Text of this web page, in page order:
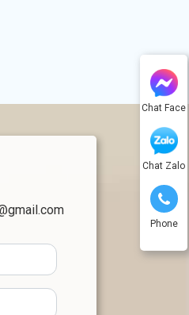
Chat Face
Chat Zalo
Phone